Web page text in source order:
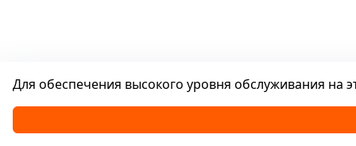
Каталог
Для обеспечения высокого уровня обслуживания на